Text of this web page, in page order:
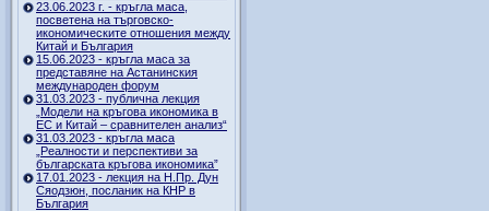
23.06.2023 г. - кръгла маса,
посветена на търговско-
икономическите отношения между
Китай и България
15.06.2023 - кръгла маса за
представяне на Астанинския
международен форум
31.03.2023 - публична лекция
„Модели на кръгова икономика в
ЕС и Китай – сравнителен анализ“
31.03.2023 - кръгла маса
„Реалности и перспективи за
българската кръгова икономика”
17.01.2023 - лекция на Н.Пр. Дун
Сяодзюн, посланик на КНР в
България